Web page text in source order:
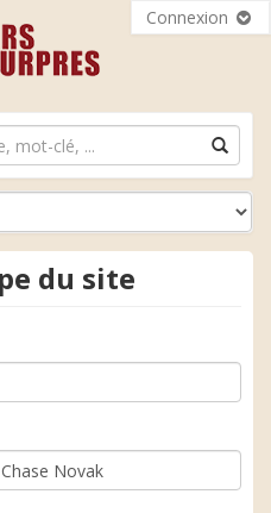
Connexion
du site